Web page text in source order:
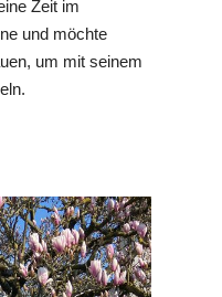
Zeit im
und möchte
um mit seinem